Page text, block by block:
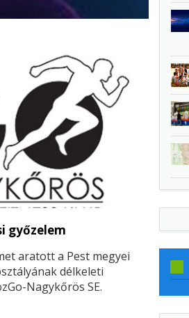
győzelem
aratott a Pest megyei
délkeleti
Nagykőrös SE.